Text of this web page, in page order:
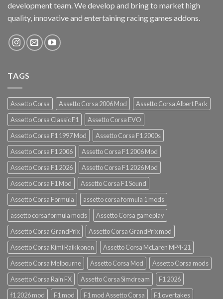
development team. We develop and bring to market high
quality, innovative and entertaining racing games addons.
TAGS
Assetto Corsa Assetto Corsa 2006 Mod
Assetto Corsa Albert Park
Assetto Corsa Classic F1
Assetto Corsa EVO
Assetto Corsa F1 1997 Mod
Assetto Corsa F1 2000s
Assetto Corsa F1 2006
Assetto Corsa F1 2006 Mod
Assetto Corsa F1 2026
Assetto Corsa F1 2026 Mod
Assetto Corsa F1 Mod
Assetto Corsa F1 Sound
Assetto Corsa Formula
assetto corsa formula 1 mods
assetto corsa formula mods
Assetto Corsa gameplay
Assetto Corsa GrandPrix
Assetto Corsa GrandPrix mod
Assetto Corsa Kimi Raikkonen
Assetto Corsa McLaren MP4-21
Assetto Corsa Melbourne
Assetto Corsa Mod
Assetto Corsa mods
Assetto Corsa Rain FX
Assetto Corsa Simdream
F1 2026
f1 2026 mod
F1 mod F1 mod Assetto Corsa F1 overtakes